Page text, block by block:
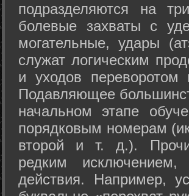
подразделяются на
болевые захваты с
могательные, удары
служат логическим
и уходов
Подавляющее
начальном этапе
порядковым номерам
второй и т. д.).
редким
действия. Например,